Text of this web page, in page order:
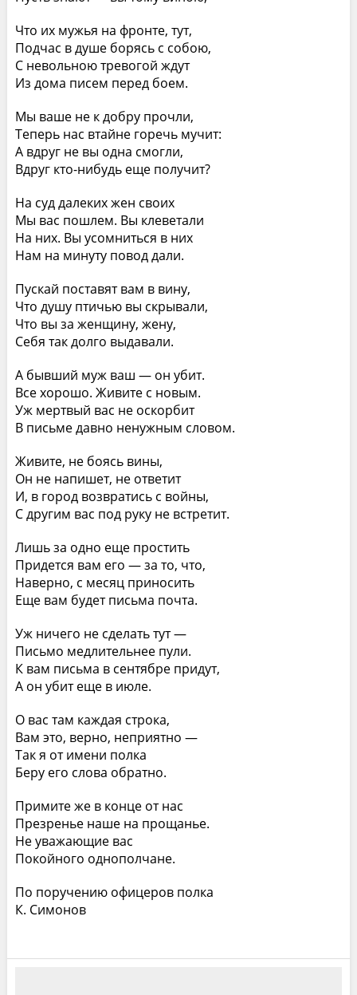
Что их мужья на фронте, тут,
Подчас в душе борясь с собою,
С невольною тревогой ждут
Из дома писем перед боем.
Мы ваше не к добру прочли,
Теперь нас втайне горечь мучит:
А вдруг не вы одна смогли,
Вдруг кто-нибудь еще получит?
На суд далеких жен своих
Мы вас пошлем. Вы клеветали
На них. Вы усомниться в них
Нам на минуту повод дали.
Пускай поставят вам в вину,
Что душу птичью вы скрывали,
Что вы за женщину, жену,
Себя так долго выдавали.
А бывший муж ваш — он убит.
Все хорошо. Живите с новым.
Уж мертвый вас не оскорбит
В письме давно ненужным словом.
Живите, не боясь вины,
Он не напишет, не ответит
И, в город возвратись с войны,
С другим вас под руку не встретит.
Лишь за одно еще простить
Придется вам его — за то, что,
Наверно, с месяц приносить
Еще вам будет письма почта.
Уж ничего не сделать тут —
Письмо медлительнее пули.
К вам письма в сентябре придут,
А он убит еще в июле.
О вас там каждая строка,
Вам это, верно, неприятно —
Так я от имени полка
Беру его слова обратно.
Примите же в конце от нас
Презренье наше на прощанье.
Не уважающие вас
Покойного однополчане.
По поручению офицеров полка
К. Симонов